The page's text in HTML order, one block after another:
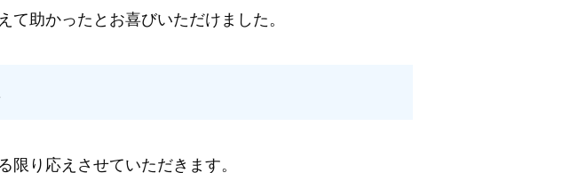
助かったとお喜びいただけました。
り応えさせていただきます。